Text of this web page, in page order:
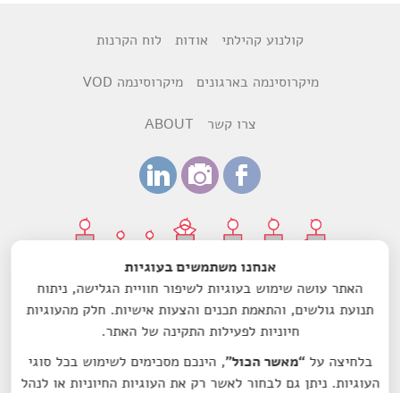
קולנוע קהילתי אודות לוח הקרנות
מיקרוסינמה בארגונים מיקרוסינמה VOD
צרו קשר ABOUT
עיצוב: רותם ביקסנשפנר ודנה הדר
עמותת מיקרוסינמה-סרט לשם שינוי הנה עמותה רשומה מס'
לפי סעיף 46 לפקודת מס הכנסה.
אנחנו משתמשים בעוגיות
האתר עושה שימוש בעוגיות לשיפור חוויית הגלישה, ניתוח
תנועת גולשים, והתאמת תכנים והצעות אישיות. חלק מהעוגיות
חיוניות לפעילות התקינה של האתר.
בלחיצה על“מאשר הכול”, הינכם מסכימים לשימוש בכל סוגי
העוגיות. ניתן גם לבחור לאשר רק את העוגיות החיוניות או לנהל